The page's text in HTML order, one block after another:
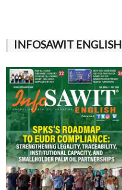
INFOSAWIT ENGLISH